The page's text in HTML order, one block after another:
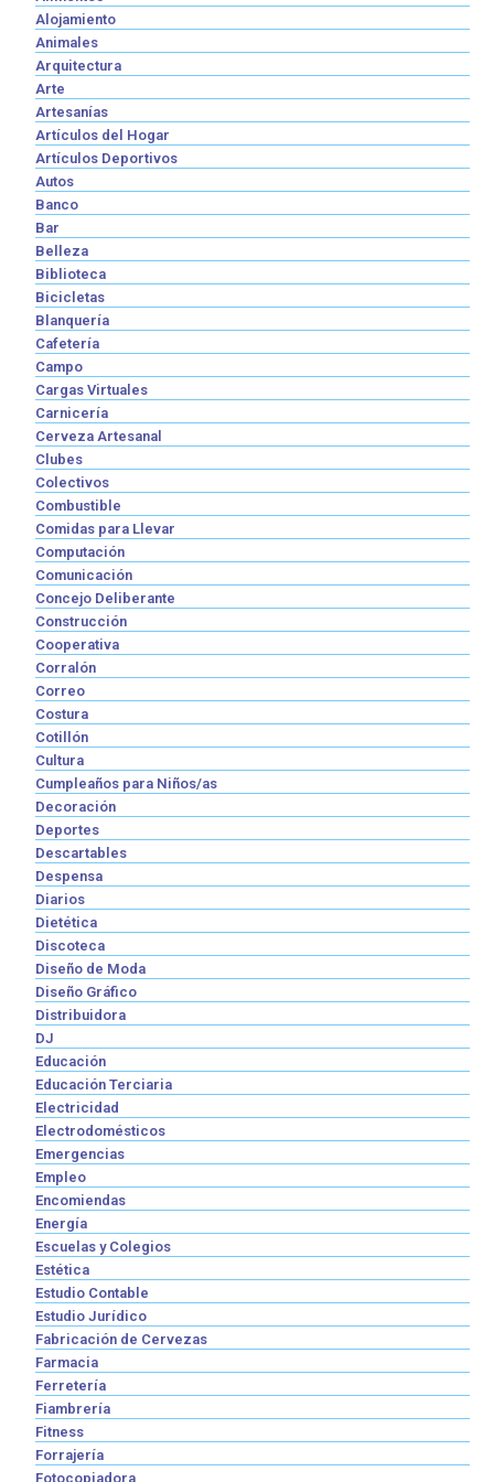
Alojamiento
Animales
Arquitectura
Arte
Artesanías
Artículos del Hogar
Artículos Deportivos
Autos
Banco
Bar
Belleza
Biblioteca
Bicicletas
Blanquería
Cafetería
Campo
Cargas Virtuales
Carnicería
Cerveza Artesanal
Clubes
Colectivos
Combustible
Comidas para Llevar
Computación
Comunicación
Concejo Deliberante
Construcción
Cooperativa
Corralón
Correo
Costura
Cotillón
Cultura
Cumpleaños para Niños/as
Decoración
Deportes
Descartables
Despensa
Diarios
Dietética
Discoteca
Diseño de Moda
Diseño Gráfico
Distribuidora
DJ
Educación
Educación Terciaria
Electricidad
Electrodomésticos
Emergencias
Empleo
Encomiendas
Energía
Escuelas y Colegios
Estética
Estudio Contable
Estudio Jurídico
Fabricación de Cervezas
Farmacia
Ferretería
Fiambrería
Fitness
Forrajería
Fotocopiadora